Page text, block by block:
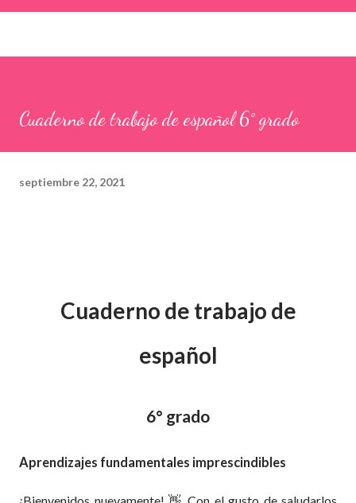
Cuaderno de trabajo de español 6° grado
septiembre 22, 2021
Cuaderno de trabajo de
español
6° grado
Aprendizajes fundamentales imprescindibles